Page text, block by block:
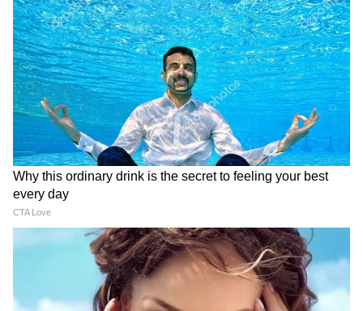
RECOMMENDED STORIES
राहुल गांधी के बाद अब दिल्ली बवाल
पर CM विजय भी एक्शन में, NEET
NEET Protest: सदन के अंदर
पति Akhilesh Yadav की हुंकार,